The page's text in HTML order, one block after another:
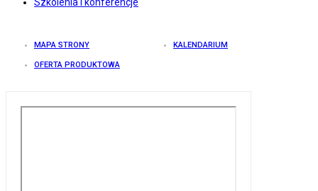
MAPA STRONY KALENDARIUM
OFERTA PRODUKTOWA